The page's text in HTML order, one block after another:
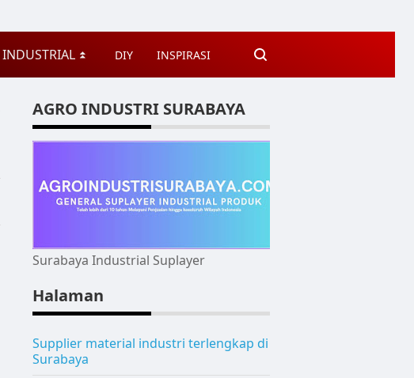
INDUSTRIAL ⏬ DIY INSPIRASI
AGRO INDUSTRI SURABAYA
Surabaya Industrial Suplayer
Halaman
Supplier material industri terlengkap di
Surabaya